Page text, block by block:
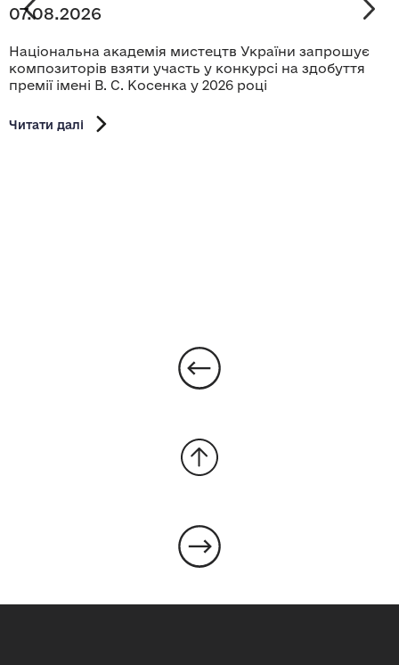
07.08.2026
Національна академія мистецтв України запрошує
композиторів взяти участь у конкурсі на здобуття
премії імені В. С. Косенка у 2026 році
Читати далі